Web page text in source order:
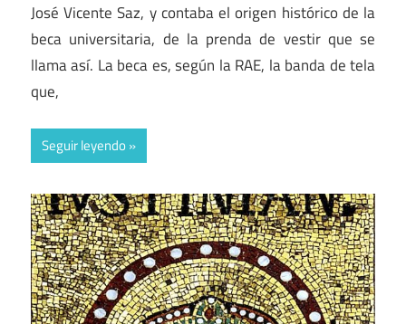
José Vicente Saz, y contaba el origen histórico de la
beca universitaria, de la prenda de vestir que se
llama así. La beca es, según la RAE, la banda de tela
que,
Seguir leyendo